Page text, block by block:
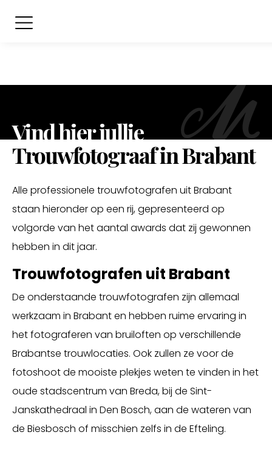
Vind hier jullie
Trouwfotograaf in Brabant
Alle professionele trouwfotografen uit Brabant
staan hieronder op een rij, gepresenteerd op
volgorde van het aantal awards dat zij gewonnen
hebben in dit jaar.
Trouwfotografen uit Brabant
De onderstaande trouwfotografen zijn allemaal
werkzaam in Brabant en hebben ruime ervaring in
het fotograferen van bruiloften op verschillende
Brabantse trouwlocaties. Ook zullen ze voor de
fotoshoot de mooiste plekjes weten te vinden in het
oude stadscentrum van Breda, bij de Sint-
Janskathedraal in Den Bosch, aan de wateren van
de Biesbosch of misschien zelfs in de Efteling.